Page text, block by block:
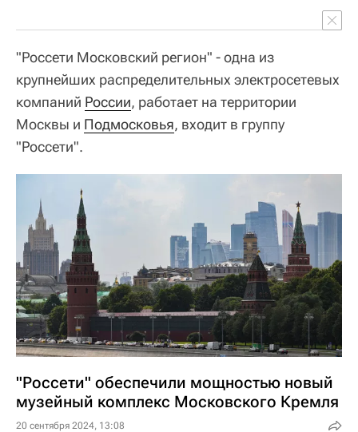
"Россети Московский регион" - одна из
крупнейших распределительных электросетевых
компаний России, работает на территории
Москвы и Подмосковья, входит в группу
"Россети".
"Россети" обеспечили мощностью новый
музейный комплекс Московского Кремля
20 сентября 2024, 13:08